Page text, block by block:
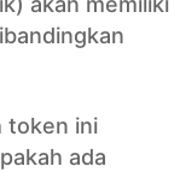
token ini
ada